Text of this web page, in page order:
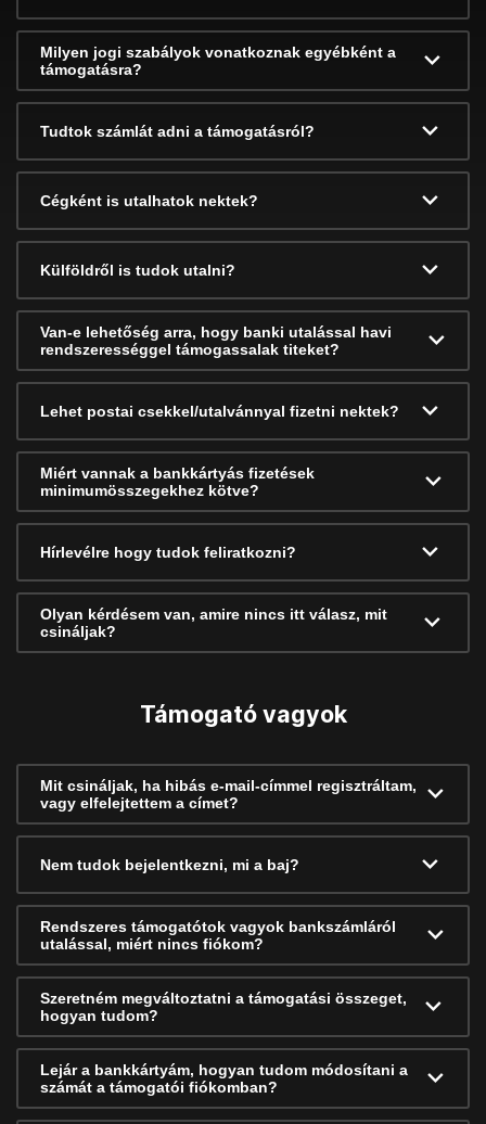
Milyen jogi szabályok vonatkoznak egyébként a
támogatásra?
Tudtok számlát adni a támogatásról?
Cégként is utalhatok nektek?
Külföldről is tudok utalni?
Van-e lehetőség arra, hogy banki utalással havi
rendszerességgel támogassalak titeket?
Lehet postai csekkel/utalvánnyal fizetni nektek?
Miért vannak a bankkártyás fizetések
minimumösszegekhez kötve?
Hírlevélre hogy tudok feliratkozni?
Olyan kérdésem van, amire nincs itt válasz, mit
csináljak?
Támogató vagyok
Mit csináljak, ha hibás e-mail-címmel regisztráltam,
vagy elfelejtettem a címet?
Nem tudok bejelentkezni, mi a baj?
Rendszeres támogatótok vagyok bankszámláról
utalással, miért nincs fiókom?
Szeretném megváltoztatni a támogatási összeget,
hogyan tudom?
Lejár a bankkártyám, hogyan tudom módosítani a
számát a támogatói fiókomban?